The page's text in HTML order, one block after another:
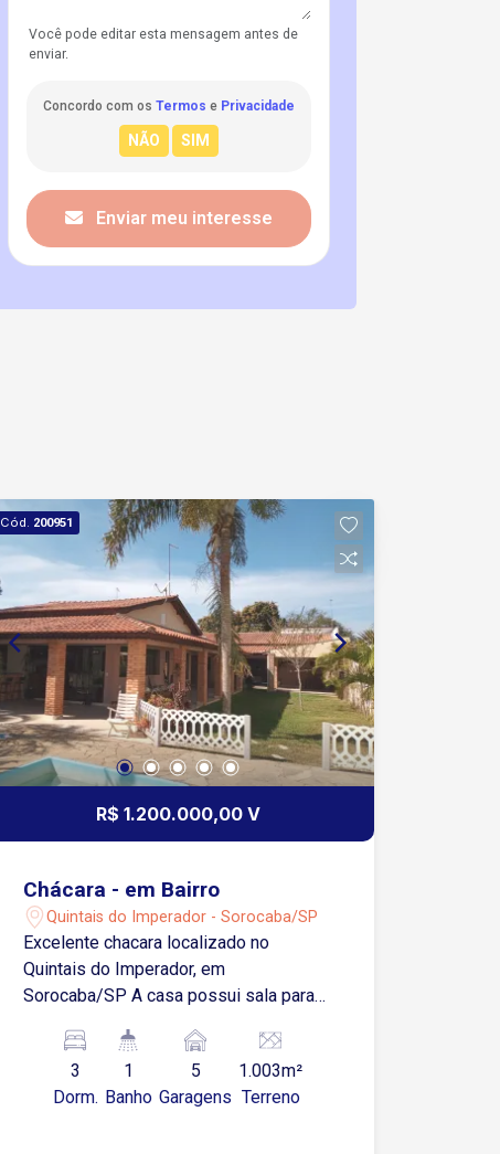
Você pode editar esta mensagem antes de
enviar.
Concordo com os Termos e Privacidade
Enviar meu interesse
Cód. 200951
R$ 1.200.000,00 V
Chácara - em Bairro
Quintais do Imperador - Sorocaba/SP
Excelente chacara localizado no
Quintais do Imperador, em
Sorocaba/SP A casa possui sala para
dormitórios, sendo 2 suítes Banheiro
social Area de serviço Quintal
Churrasqueira Piscina 3 vagas de
3
Dorm.
1
Banho
5
Garagens
1.003m²
Terreno